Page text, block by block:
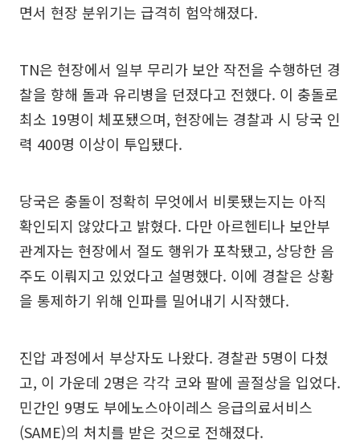
면서 현장 분위기는 급격히 험악해졌다.
TN은 현장에서 일부 무리가 보안 작전을 수행하던 경
찰을 향해 돌과 유리병을 던졌다고 전했다. 이 충돌로
최소 19명이 체포됐으며, 현장에는 경찰과 시 당국 인
력 400명 이상이 투입됐다.
당국은 충돌이 정확히 무엇에서 비롯됐는지는 아직
확인되지 않았다고 밝혔다. 다만 아르헨티나 보안부
관계자는 현장에서 절도 행위가 포착됐고, 상당한 음
주도 이뤄지고 있었다고 설명했다. 이에 경찰은 상황
을 통제하기 위해 인파를 밀어내기 시작했다.
진압 과정에서 부상자도 나왔다. 경찰관 5명이 다쳤
고, 이 가운데 2명은 각각 코와 팔에 골절상을 입었다.
민간인 9명도 부에노스아이레스 응급의료서비스
(SAME)의 처치를 받은 것으로 전해졌다.